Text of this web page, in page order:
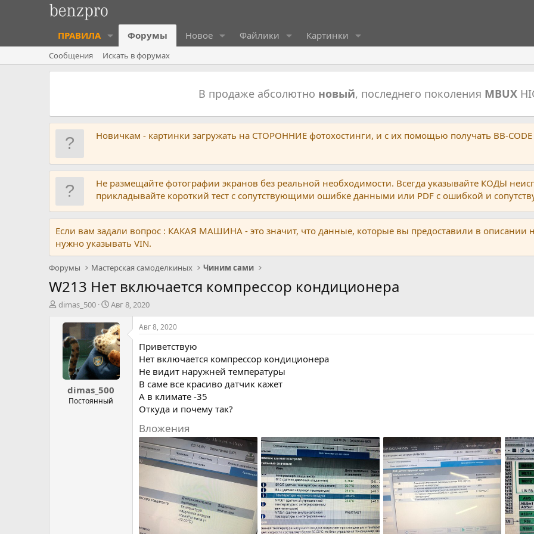
ПРАВИЛА Форумы Новое Файлики Картинки
Сообщения Искать в форумах
В продаже абсолютно новый, последнего поколения MBUX
Новичкам - картинки загружать на СТОРОННИЕ фотохостинги, и с их помощью получать BB-
Не размещайте фотографии экранов без реальной необходимости. Всегда указывайте КОДЫ
прикладывайте короткий тест с сопутствующими ошибке данными или PDF с ошибкой и
Если вам задали вопрос : КАКАЯ МАШИНА - это значит, что данные, которые вы предоставили в описании
нужно указывать VIN.
Форумы Мастерская самоделкиных Чиним сами
W213 Нет включается компрессор кондиционера
А
м
dimas_500
Д
т
а
н
а
ч
а
л
а
Авг 8, 2020
dimas_500
Постоянный
Авг 8, 2020
Приветствую
Нет включается компрессор кондиционера
Не видит наружней температуры
В саме все красиво датчик кажет
А в климате -35
Откуда и почему так?
Вложения